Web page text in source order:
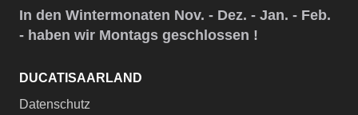
In den Wintermonaten Nov. - Dez. - Jan. - Feb.
- haben wir Montags geschlossen !
DUCATISAARLAND
Datenschutz